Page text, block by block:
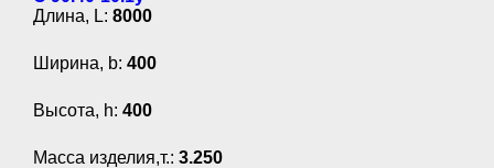
Длина, L: 8000
Ширина, b: 400
Высота, h: 400
Масса изделия,т.: 3.250